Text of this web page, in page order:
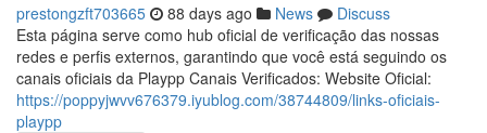
prestongzft703665 88 days ago News
Discuss
Esta página serve como hub oficial de verificação das nossas
redes e perfis externos, garantindo que você está seguindo os
canais oficiais da Playpp Canais Verificados: Website Oficial:
https://poppyjwvv676379.iyublog.com/38744809/links-oficiais-
playpp